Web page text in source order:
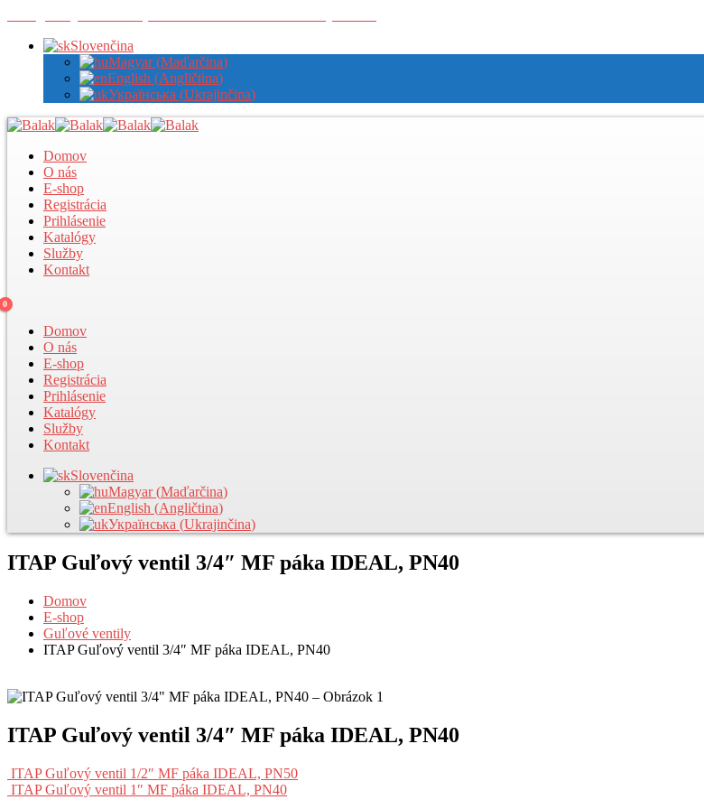
Slovenčina
Magyar (Maďarčina)
English (Angličtina)
Українська (Ukrajinčina)
Domov
O nás
E-shop
Registrácia
Prihlásenie
Katalógy
Služby
Kontakt
0
Domov
O nás
E-shop
Registrácia
Prihlásenie
Katalógy
Služby
Kontakt
Slovenčina
Magyar (Maďarčina)
English (Angličtina)
Українська (Ukrajinčina)
ITAP Guľový ventil 3/4″ MF páka IDEAL, PN40
Domov
E-shop
Guľové ventily
ITAP Guľový ventil 3/4″ MF páka IDEAL, PN40
ITAP Guľový ventil 3/4″ MF páka IDEAL, PN40
ITAP Guľový ventil 1/2″ MF páka IDEAL, PN50
ITAP Guľový ventil 1″ MF páka IDEAL, PN40